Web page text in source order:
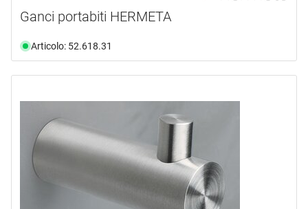
Ganci portabiti HERMETA
Articolo: 52.618.31